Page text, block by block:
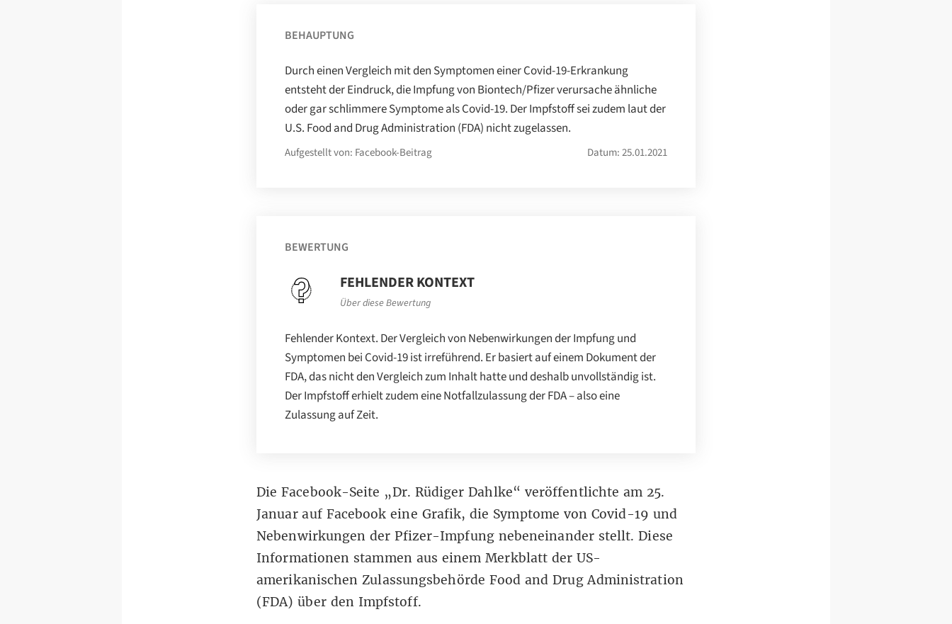
BEHAUPTUNG
Durch einen Vergleich mit den Symptomen einer Covid-19-Erkrankung
entsteht der Eindruck, die Impfung von Biontech/Pfizer verursache ähnliche
oder gar schlimmere Symptome als Covid-19. Der Impfstoff sei zudem laut der
U.S. Food and Drug Administration (FDA) nicht zugelassen.
Aufgestellt von: Facebook-Beitrag Datum: 25.01.2021
BEWERTUNG
FEHLENDER KONTEXT
Über diese Bewertung
Fehlender Kontext. Der Vergleich von Nebenwirkungen der Impfung und
Symptomen bei Covid-19 ist irreführend. Er basiert auf einem Dokument der
FDA, das nicht den Vergleich zum Inhalt hatte und deshalb unvollständig ist.
Der Impfstoff erhielt zudem eine Notfallzulassung der FDA – also eine
Zulassung auf Zeit.
Die Facebook-Seite „Dr. Rüdiger Dahlke“ veröffentlichte am 25.
Januarauf Facebook eine Grafik, die Symptome von Covid-19 und
Nebenwirkungen der Pfizer-Impfung nebeneinander stellt. Diese
Informationen stammen aus einem Merkblatt der US-
amerikanischen Zulassungsbehörde Food and Drug Administration
(FDA) über den Impfstoff.